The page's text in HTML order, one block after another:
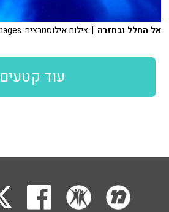
אל החלל ובחזרה | צילום אילוסטרציה: Ingram Images
עוד קטעים